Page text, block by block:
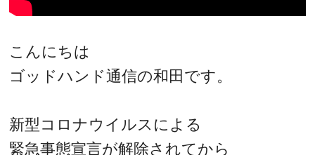
こんにちは
ゴッドハンド通信の和田です。
新型コロナウイルスによる
緊急事態宣言が解除されてから